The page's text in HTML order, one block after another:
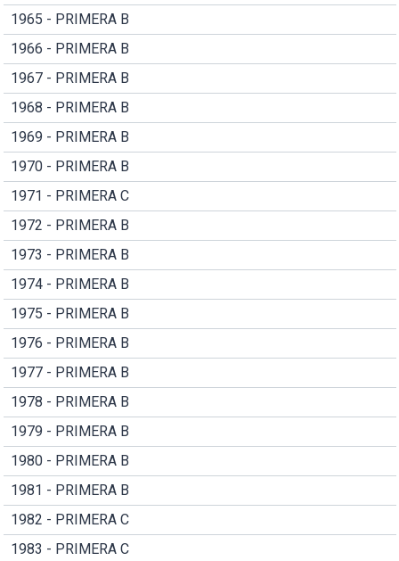
1965 - PRIMERA B
1966 - PRIMERA B
1967 - PRIMERA B
1968 - PRIMERA B
1969 - PRIMERA B
1970 - PRIMERA B
1971 - PRIMERA C
1972 - PRIMERA B
1973 - PRIMERA B
1974 - PRIMERA B
1975 - PRIMERA B
1976 - PRIMERA B
1977 - PRIMERA B
1978 - PRIMERA B
1979 - PRIMERA B
1980 - PRIMERA B
1981 - PRIMERA B
1982 - PRIMERA C
1983 - PRIMERA C